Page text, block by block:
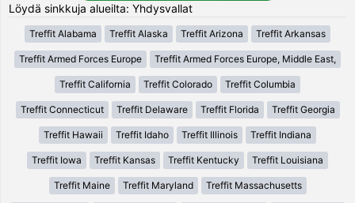
Löydä sinkkuja alueilta: Yhdysvallat
Treffit Alabama Treffit Alaska Treffit Arizona Treffit Arkansas
Treffit Armed Forces Europe Treffit Armed Forces Europe, Middle East,
Treffit California Treffit Colorado Treffit Columbia
Treffit Connecticut Treffit Delaware Treffit Florida Treffit Georgia
Treffit Hawaii Treffit Idaho Treffit Illinois Treffit Indiana
Treffit Iowa Treffit Kansas Treffit Kentucky Treffit Louisiana
Treffit Maine Treffit Maryland Treffit Massachusetts